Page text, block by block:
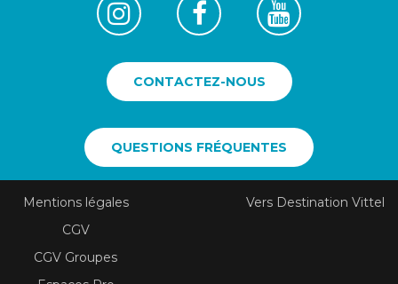
CONTACTEZ-NOUS
QUESTIONS FRÉQUENTES
Mentions légales
CGV
CGV Groupes
Vers Destination Vittel